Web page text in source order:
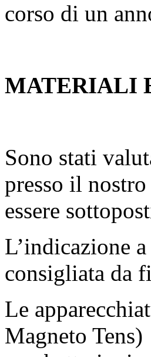
corso di un
MATERIALI
Sono stati
presso il
essere
L’indicazione
consigliata da
Le
Magneto